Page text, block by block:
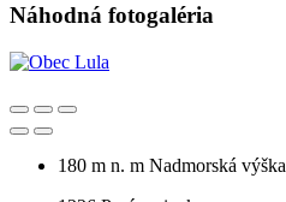
Náhodná fotogaléria
180 m n. m Nadmorská výška